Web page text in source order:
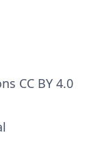
CC BY 4.0